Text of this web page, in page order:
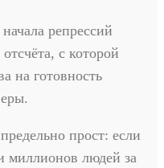
репрессий
с которой
на готовность
прост: если
миллионов людей за